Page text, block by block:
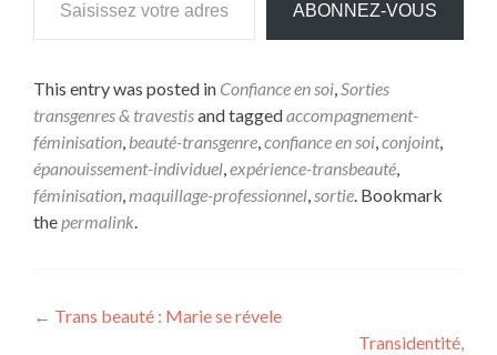
ABONNEZ-VOUS
This entry was posted in Confiance en soi,Sorties
transgenres & travestisand taggedaccompagnement-
féminisation, beauté-transgenre,confiance en soi,conjoint,
épanouissement-individuel,expérience-transbeauté,
féminisation,maquillage-professionnel,sortie. Bookmark
thepermalink.
← Trans beauté : Marie se révele
Transidentité,